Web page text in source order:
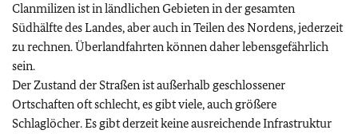
Clanmilizen ist in ländlichen Gebieten in der gesamten
Südhälfte des Landes, aber auch in Teilen des Nordens, jederzeit
zu rechnen. Überlandfahrten können daher lebensgefährlich
sein.
Der Zustand der Straßen ist außerhalb geschlossener
Ortschaften oft schlecht, es gibt viele, auch größere
Schlaglöcher. Es gibt derzeit keine ausreichende Infrastruktur